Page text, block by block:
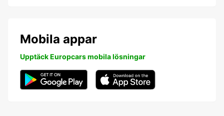
Mobila appar
Upptäck Europcars mobila lösningar